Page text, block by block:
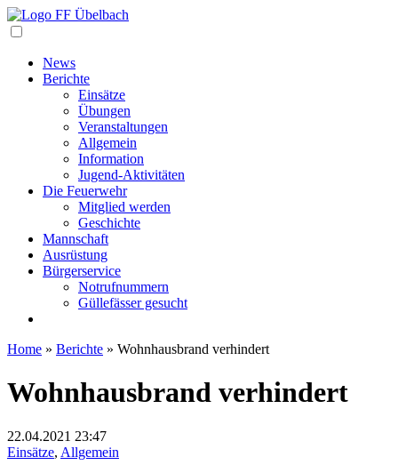
News
Berichte
Einsätze
Übungen
Veranstaltungen
Allgemein
Information
Jugend-Aktivitäten
Die Feuerwehr
Mitglied werden
Geschichte
Mannschaft
Ausrüstung
Bürgerservice
Notrufnummern
Güllefässer gesucht
Home » Berichte » Wohnhausbrand verhindert
Wohnhausbrand verhindert
22.04.2021 23:47
Einsätze, Allgemein